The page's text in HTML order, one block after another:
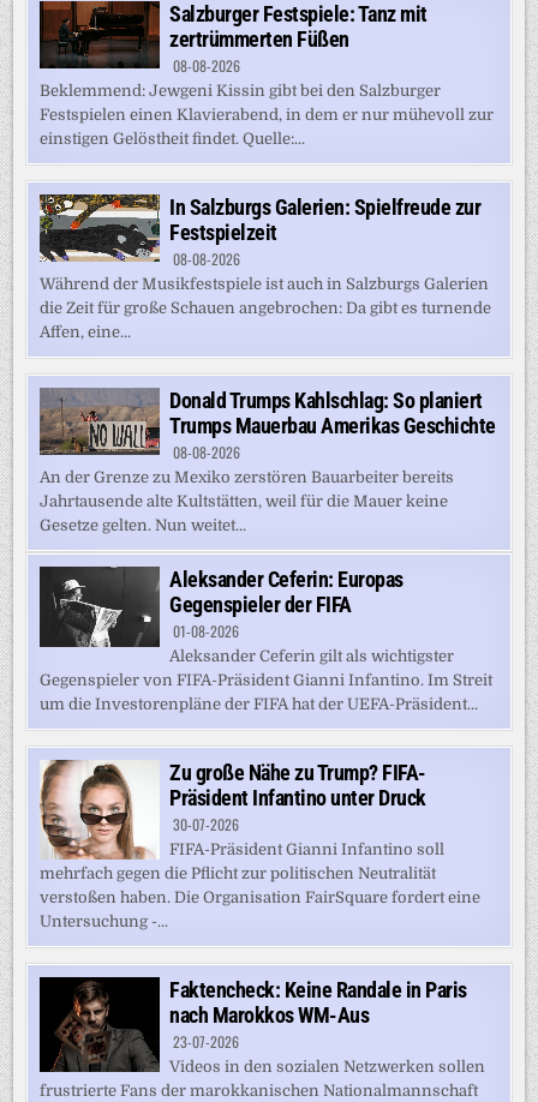
Salzburger Festspiele: Tanz mit
zertrümmerten Füßen
08-08-2026
Beklemmend: Jewgeni Kissin gibt bei den Salzburger
Festspielen einen Klavierabend, in dem er nur mühevoll zur
einstigen Gelöstheit findet. Quelle:...
In Salzburgs Galerien: Spielfreude zur
Festspielzeit
08-08-2026
Während der Musikfestspiele ist auch in Salzburgs Galerien
die Zeit für große Schauen angebrochen: Da gibt es turnende
Affen, eine...
Donald Trumps Kahlschlag: So planiert
Trumps Mauerbau Amerikas Geschichte
08-08-2026
An der Grenze zu Mexiko zerstören Bauarbeiter bereits
Jahrtausende alte Kultstätten, weil für die Mauer keine
Gesetze gelten. Nun weitet...
Aleksander Ceferin: Europas
Gegenspieler der FIFA
01-08-2026
Aleksander Ceferin gilt als wichtigster
Gegenspieler von FIFA-Präsident Gianni Infantino. Im Streit
um die Investorenpläne der FIFA hat der UEFA-Präsident...
Zu große Nähe zu Trump? FIFA-
Präsident Infantino unter Druck
30-07-2026
FIFA-Präsident Gianni Infantino soll
mehrfach gegen die Pflicht zur politischen Neutralität
verstoßen haben. Die Organisation FairSquare fordert eine
Untersuchung -...
Faktencheck: Keine Randale in Paris
nach Marokkos WM-Aus
23-07-2026
Videos in den sozialen Netzwerken sollen
frustrierte Fans der marokkanischen Nationalmannschaft